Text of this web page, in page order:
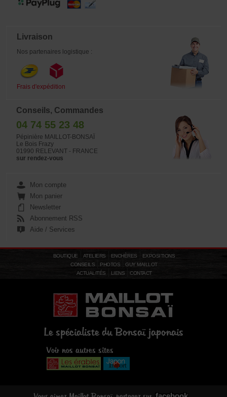
Livraison
Nos partenaires logistique :
Frais d'expédition
Conseils, Commandes
04 74 55 23 48
Pépinière MAILLOT-BONSAÏ
Le Bois Frazy
01990 RELEVANT - FRANCE
sur rendez-vous
Mon compte
Mon panier
Newsletter
Abonnement RSS
Aide / Services
BOUTIQUE ATELIERS ENCHÈRES
EXPOSITIONS
CONSEILS
PHOTOS
GUY MAILLOT
ACTUALITÉS
LIENS CONTACT
Le spécialiste du Bonsaï japonais
Voir nos autres sites